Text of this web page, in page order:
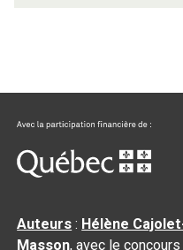
Auteurs : Hélène
Masson, avec le